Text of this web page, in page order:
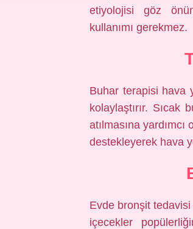
etiyolojisi göz
kullanımı gerekmez.
Buhar terapisi hava
kolaylaştırır.
atılmasına
destekleyerek hava
Evde bronşit
içecekler